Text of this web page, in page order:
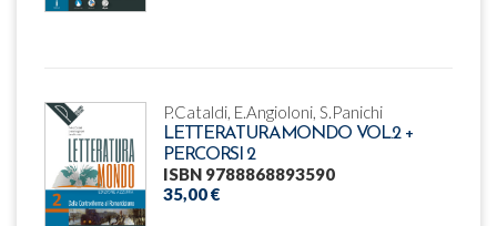
P.Cataldi, E.Angioloni, S.Panichi
LETTERATURAMONDO VOL.2 +
PERCORSI 2
ISBN 9788868893590
35,00 €